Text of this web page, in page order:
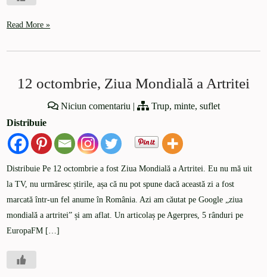
Read More »
12 octombrie, Ziua Mondială a Artritei
Niciun comentariu |
Trup, minte, suflet
Distribuie
Distribuie Pe 12 octombrie a fost Ziua Mondială a Artritei. Eu nu mă uit
la TV, nu urmăresc știrile, așa că nu pot spune dacă această zi a fost
marcată într-un fel anume în România. Azi am căutat pe Google „ziua
mondială a artritei” și am aflat. Un articolaș pe Agerpres, 5 rânduri pe
EuropaFM […]